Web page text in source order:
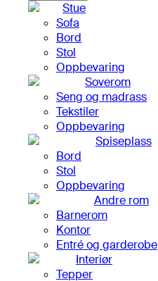
Stue
Sofa
Bord
Stol
Oppbevaring
Soverom
Seng og madrass
Tekstiler
Oppbevaring
Spiseplass
Bord
Stol
Oppbevaring
Andre rom
Barnerom
Kontor
Entré og garderobe
Interiør
Tepper